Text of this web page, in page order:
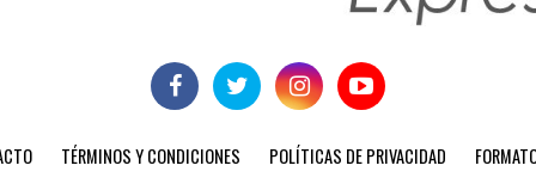
TÉRMINOS Y CONDICIONES POLÍTICAS DE PRIVACIDAD